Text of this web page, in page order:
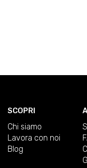
SCOPRI
Chi siamo
Lavora con noi
Blog